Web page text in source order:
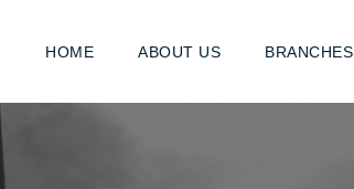
HOME ABOUT US BRANCHES